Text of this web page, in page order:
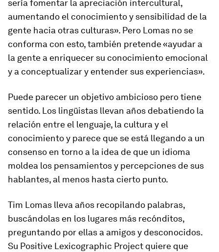
sería fomentar la apreciación intercultural,
aumentando el conocimiento y sensibilidad de la
gente hacia otras culturas». Pero Lomas no se
conforma con esto, también pretende «ayudar a
la gente a enriquecer su conocimiento emocional
y a conceptualizar y entender sus experiencias».
Puede parecer un objetivo ambicioso pero tiene
sentido. Los lingüistas llevan años debatiendo la
relación entre el lenguaje, la cultura y el
conocimiento y parece que se está llegando a un
consenso en torno a la idea de que un idioma
moldea los pensamientos y percepciones de sus
hablantes, al menos hasta cierto punto.
Tim Lomas lleva años recopilando palabras,
buscándolas en los lugares más recónditos,
preguntando por ellas a amigos y desconocidos.
Su Positive Lexicographic Project quiere que